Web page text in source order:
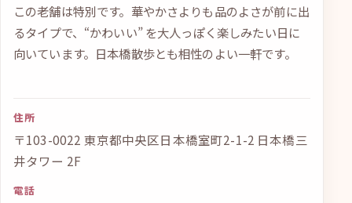
この老舗は特別です。華やかさよりも品のよさが前に出
るタイプで、“かわいい” を大人っぽく楽しみたい日に
向いています。日本橋散歩とも相性のよい一軒です。
住所
〒103-0022 東京都中央区日本橋室町2-1-2 日本橋三
井タワー 2F
電話